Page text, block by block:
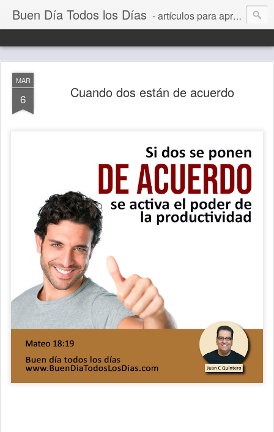
Buen Día Todos los Días - artículos para aprender a vivir mejor, un día a la vez. Por Juan C Quintero
MAR
6 Cuando dos están de acuerdo